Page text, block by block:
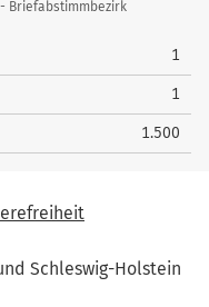
Briefabstimmbezirk
1
1
1.500
Schleswig-Holstein